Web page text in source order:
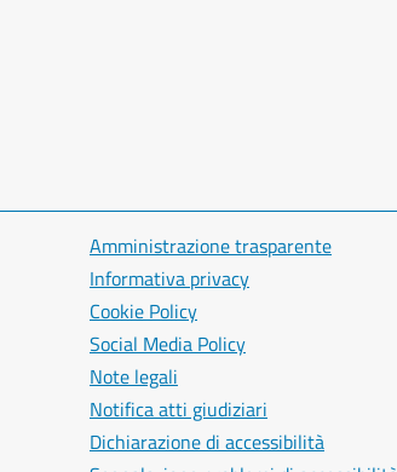
Amministrazione trasparente
Informativa privacy
Cookie Policy
Social Media Policy
Note legali
Notifica atti giudiziari
Dichiarazione di accessibilità